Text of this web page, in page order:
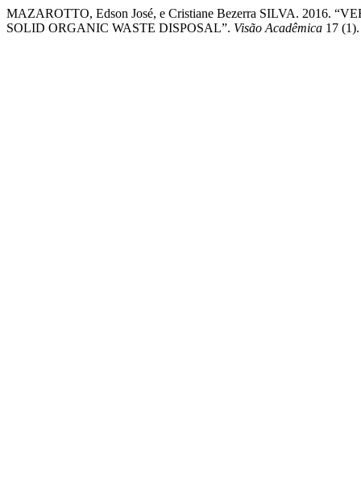
MAZAROTTO, Edson José, e Cristiane Bezerra SILVA. 2016.
SOLID ORGANIC WASTE DISPOSAL”. Visão Acadêmica 17